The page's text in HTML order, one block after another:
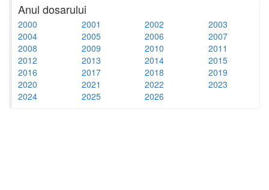
Anul dosarului
2000 2001 2002
2003
2004
2005 2006
2007
2008
2009 2010
2011
2012
2013 2014
2015
2016
2017 2018
2019
2020
2021 2022
2023
2024
2025 2026